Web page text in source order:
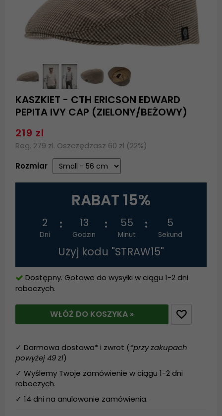
KASZKIET - CTH ERICSON EDWARD
PEPITA IVY CAP (ZIELONY/BEŻOWY)
219 zl
Reg. 279 zl. Oszczędzasz 60 zl (22%)
Rozmiar
RABAT 15%
2
Dni
13
Godzin
55
Minut
5
Sekund
Użyj kodu "STRAW15"
Dostępny. Gotowe do wysyłki w ciągu 1-2 dni
roboczych.
WŁÓŻ DO KOSZYKA »
✓ Darmowa dostawa* i zwrot (*przy zakupach
powyżej 49 zl)
✓ Wyślemy Twoje zamówienie w ciągu 1-2 dni
roboczych.
✓ 14 dni na anulowanie zamówienia.